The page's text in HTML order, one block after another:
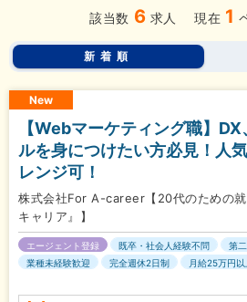
該当数 6 求人 現在 1
新着順
New
【Webマーケティング職】
ルを身につけたい方必見！人
レンジ可！
株式会社For A-career【20代のための
キャリア』】
エージェント登録 既卒・社会人経験不問 第
業種未経験歓迎
完全週休2日制 月給25万円以